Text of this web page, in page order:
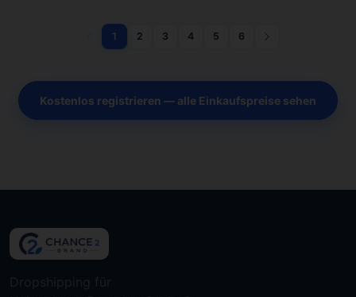
1 2 3 4 5 6
Kostenlos registrieren — alle Einkaufspreise sehen